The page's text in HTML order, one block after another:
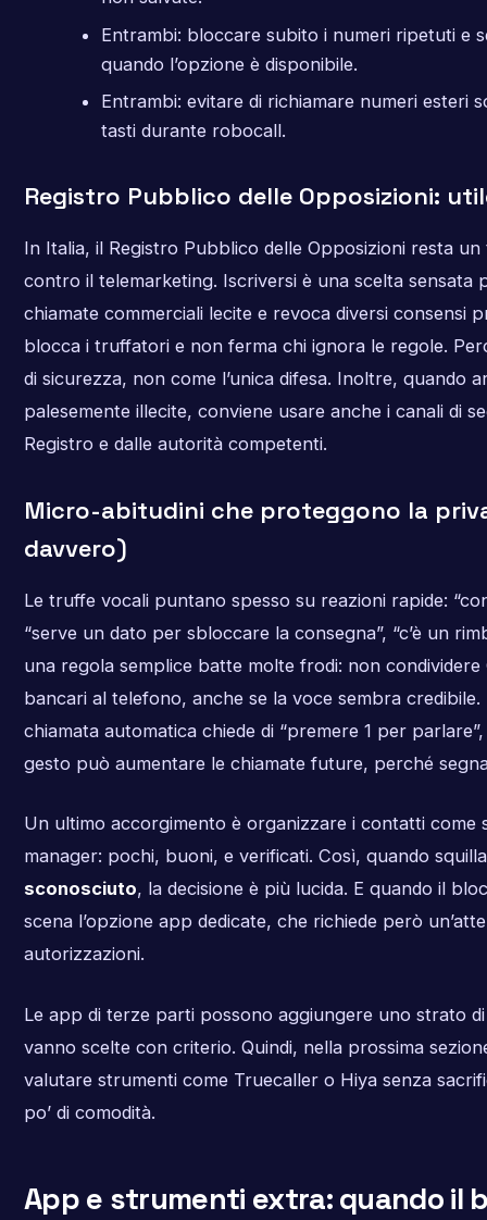
Entrambi: bloccare subito i numeri ripetuti e
quando l’opzione è disponibile.
Entrambi: evitare di richiamare numeri esteri
tasti durante robocall.
Registro Pubblico delle Opposizioni:
In Italia, il Registro Pubblico delle Opposizioni resta
contro il telemarketing. Iscriversi è una scelta sensata
chiamate commerciali lecite e revoca diversi consensi
blocca i truffatori e non ferma chi ignora le regole.
di sicurezza, non come l’unica difesa. Inoltre, quando
palesemente illecite, conviene usare anche i canali di
Registro e dalle autorità competenti.
Micro-abitudini che proteggono la
davvero)
Le truffe vocali puntano spesso su reazioni rapide:
“serve un dato per sbloccare la consegna”, “c’è un
una regola semplice batte molte frodi: non
bancari al telefono, anche se la voce sembra
chiamata automatica chiede di “premere 1 per
gesto può aumentare le chiamate future, perché
Un ultimo accorgimento è organizzare i contatti come
manager: pochi, buoni, e verificati. Così, quando
sconosciuto, la decisione è più lucida. E quando il
scena l’opzione app dedicate, che richiede però
autorizzazioni.
Le app di terze parti possono aggiungere uno strato
vanno scelte con criterio. Quindi, nella prossima
valutare strumenti come Truecaller o Hiya senza
po’ di comodità.
App e strumenti extra: quando il